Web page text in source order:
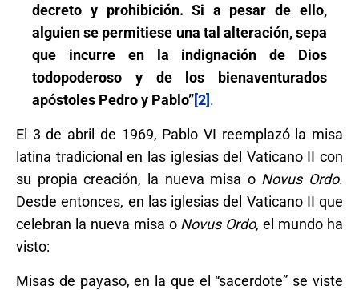
decreto y prohibición. Si a pesar de ello,
alguien se permitiese una tal alteración, sepa
que incurre en la indignación de Dios
todopoderoso y de los bienaventurados
apóstoles Pedro y Pablo”[2].
El 3 de abril de 1969, Pablo VI reemplazó la misa
latina tradicional en las iglesias del Vaticano II con
su propia creación, la nueva misa o Novus Ordo.
Desde entonces, en las iglesias del Vaticano II que
celebran la nueva misa o Novus Ordo, el mundo ha
visto:
Misas de payaso, en la que el “sacerdote” se viste